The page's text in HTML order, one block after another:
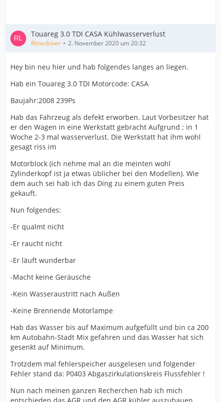
Touareg 3.0 TDI CASA Kühlwasserverlust
Rlinedriver 2. November 2020 um 20:32
Hey bin neu hier und hab folgendes langes an liegen.
Hab ein Touareg 3.0 TDI Motorcode: CASA
Baujahr:2008 239Ps
Hab das Fahrzeug als defekt erworben. Laut Vorbesitzer hat
er den Wagen in eine Werkstatt gebracht Aufgrund : in 1
Woche 2-3 mal wasserverlust. Die Werkstatt hat ihm wohl
gesagt riss im
Motorblock (ich nehme mal an die meinten wohl
Zylinderkopf ist ja etwas üblicher bei den Modellen). Wie
dem auch sei hab ich das Ding zu einem guten Preis
gekauft.
Nun folgendes:
-Er qualmt nicht
-Er raucht nicht
-Er läuft wunderbar
-Macht keine Geräusche
-Kein Wasseraustritt nach Außen
-Keine Brennende Motorlampe
Hab das Wasser bis auf Maximum aufgefüllt und bin ca 200
km Autobahn-Stadt Mix gefahren und das Wasser hat sich
gesenkt auf Minimum.
Trotzdem mal fehlerspeicher ausgelesen und folgender
Fehler stand da: P0403 Abgaszirkulationskreis Flussfehler !
Nun nach meinen ganzen Recherchen hab ich mich